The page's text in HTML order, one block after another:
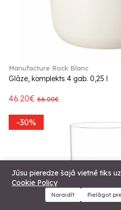
Menu Kategorijas
Manufacture Rock Blanc
Glāze, komplekts 4 gab. 0,25 l
46.20€ 66.00€
-30%
Jūsu pieredze šajā vietnē tiks
Cookie Policy
Noraidīt Pielāgot